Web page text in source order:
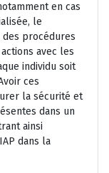
en cas
le
procédures
avec les
individu soit
ces
la sécurité et
dans un
ainsi
dans la